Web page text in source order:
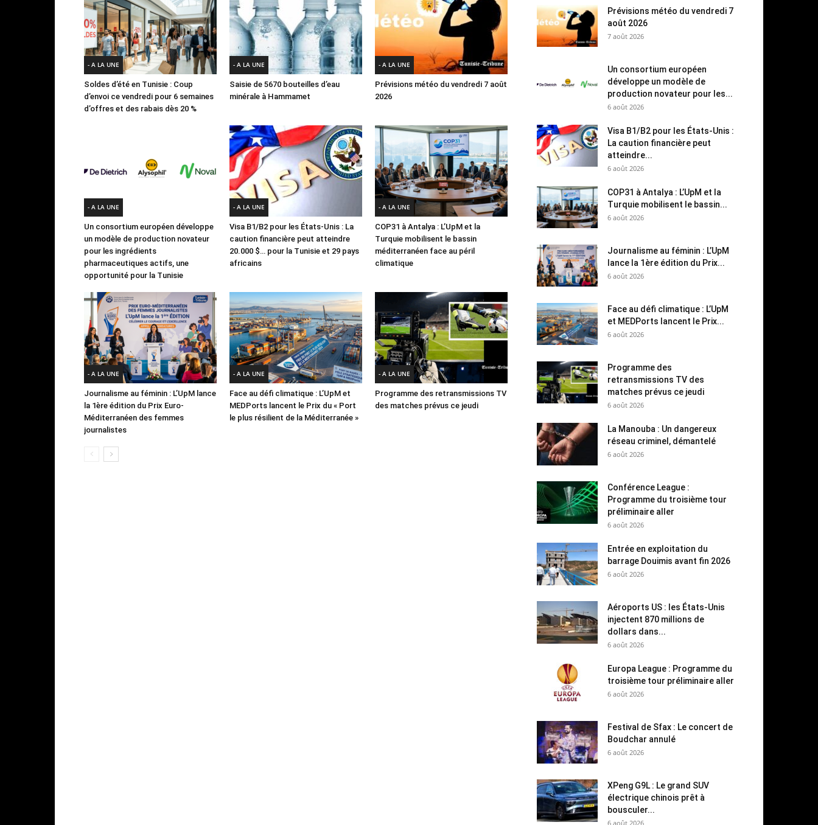
- A LA UNE
Soldes d’été en Tunisie : Coup
d’envoi ce vendredi pour 6 semaines
d’offres et des rabais dès 20 %
- A LA UNE
Saisie de 5670 bouteilles d’eau
minérale à Hammamet
- A LA UNE
Prévisions météo du vendredi 7 août
2026
- A LA UNE
Un consortium européen développe
un modèle de production novateur
pour les ingrédients
pharmaceutiques actifs, une
opportunité pour la Tunisie
- A LA UNE
Visa B1/B2 pour les États-Unis : La
caution financière peut atteindre
20.000 $… pour la Tunisie et 29 pays
africains
- A LA UNE
COP31 à Antalya : L’UpM et la
Turquie mobilisent le bassin
méditerranéen face au péril
climatique
- A LA UNE
Journalisme au féminin : L’UpM lance
la 1ère édition du Prix Euro-
Méditerranéen des femmes
journalistes
- A LA UNE
Face au défi climatique : L’UpM et
MEDPorts lancent le Prix du « Port
le plus résilient de la Méditerranée »
- A LA UNE
Programme des retransmissions TV
des matches prévus ce jeudi
Prévisions météo du vendredi 7
août 2026
7 août 2026
Un consortium européen
développe un modèle de
production novateur pour les...
6 août 2026
Visa B1/B2 pour les États-Unis :
La caution financière peut
atteindre...
6 août 2026
COP31 à Antalya : L’UpM et la
Turquie mobilisent le bassin...
6 août 2026
Journalisme au féminin : L’UpM
lance la 1ère édition du Prix...
6 août 2026
Face au défi climatique : L’UpM
et MEDPorts lancent le Prix...
6 août 2026
Programme des
retransmissions TV des
matches prévus ce jeudi
6 août 2026
La Manouba : Un dangereux
réseau criminel, démantelé
6 août 2026
Conférence League :
Programme du troisième tour
préliminaire aller
6 août 2026
Entrée en exploitation du
barrage Douimis avant fin 2026
6 août 2026
Aéroports US : les États-Unis
injectent 870 millions de
dollars dans...
6 août 2026
Europa League : Programme du
troisième tour préliminaire aller
6 août 2026
Festival de Sfax : Le concert de
Boudchar annulé
6 août 2026
XPeng G9L : Le grand SUV
électrique chinois prêt à
bousculer...
6 août 2026